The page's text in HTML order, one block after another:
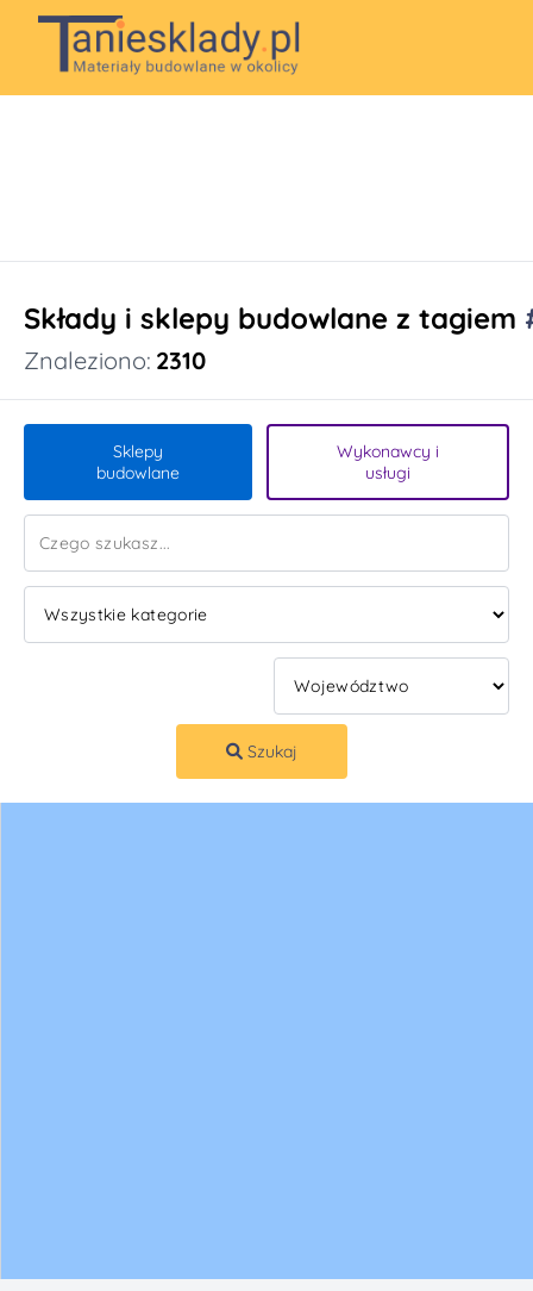
Składy i sklepy budowlane z tagiem
Znaleziono: 2310
Sklepy
budowlane
Wykonawcy i
usługi
Szukaj